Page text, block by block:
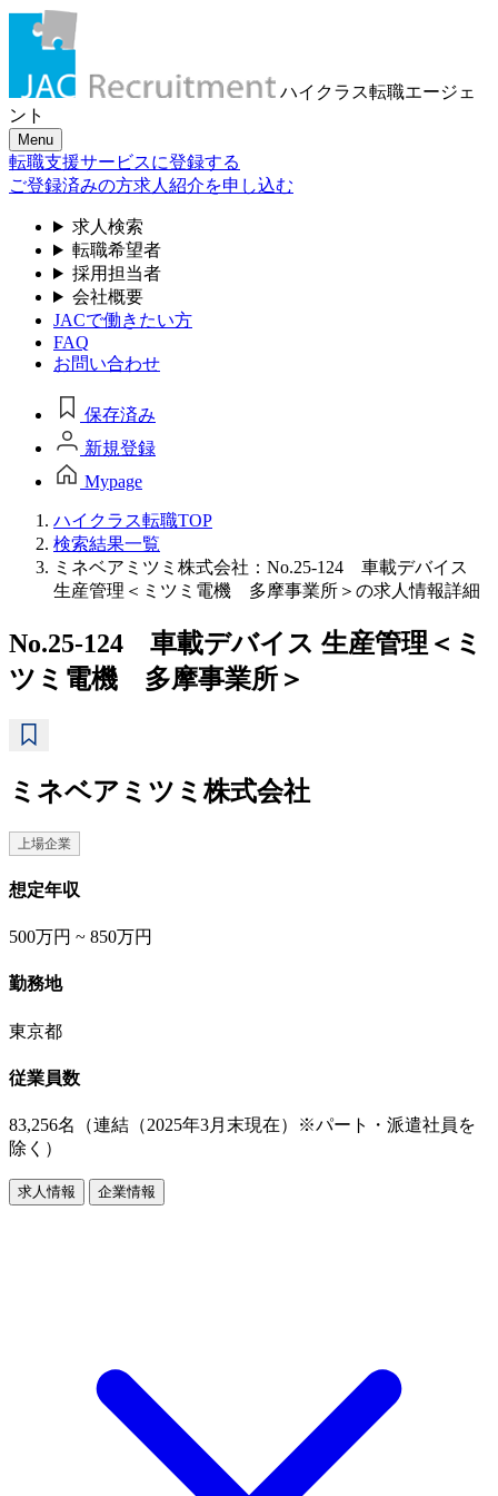
ハイクラス転職エージェ
ント
Menu
転職支援サービスに登録する
ご登録済みの方求人紹介を申し込む
求人検索
転職希望者
採用担当者
会社概要
JACで働きたい方
FAQ
お問い合わせ
保存済み
新規登録
Mypage
ハイクラス転職TOP
検索結果一覧
ミネベアミツミ株式会社：No.25-124 車載デバイス
生産管理＜ミツミ電機 多摩事業所＞の求人情報詳細
No.25-124 車載デバイス 生産管理＜ミ
ツミ電機 多摩事業所＞
ミネベアミツミ株式会社
上場企業
想定年収
500万円 ~ 850万円
勤務地
東京都
従業員数
83,256名（連結（2025年3月末現在）※パート・派遣社員を
除く）
求人情報 企業情報